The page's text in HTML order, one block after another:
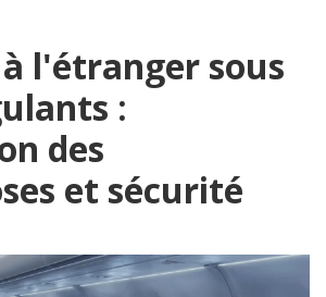
l'étranger sous
:
des
et sécurité